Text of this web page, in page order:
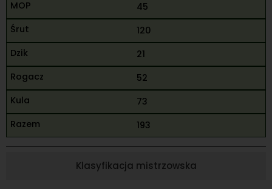
45
120
21
52
73
193
Klasyfikacja mistrzowska